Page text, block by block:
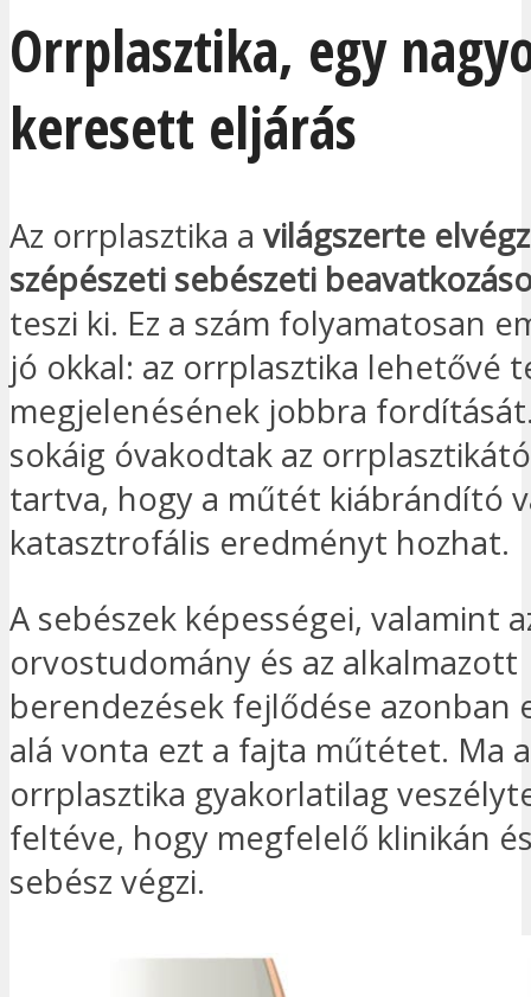
Orrplasztika, egy
keresett eljárás
Az orrplasztika a világszerte
szépészeti sebészeti
teszi ki. Ez a szám folyamatosan
jó okkal: az orrplasztika lehetővé
megjelenésének jobbra
sokáig óvakodtak az
tartva, hogy a műtét kiábrándító
katasztrofális eredményt hozhat.
A sebészek képességei, valamint
orvostudomány és az alkalmazott
berendezések fejlődése azonban
alá vonta ezt a fajta műtétet. Ma
orrplasztika gyakorlatilag
feltéve, hogy megfelelő klinikán
sebész végzi.